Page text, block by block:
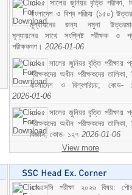
২০২৫ সালের জুনিয়র বৃত্তি পরীক্ষা,
বাংলাদেশ ও বিশ্ব পরিচয় (১৫০)
মূল্যায়নের জন্য নমুনা
মূল্যায়নের সাথে সংশ্লিষ্ট পরীক্ষক ও
পরীক্ষকগণ। 2026-01-06
২০২৫ সালের জুনিয়র বৃত্তি পরীক্ষায়
পরীক্ষকদের অধীন পরীক্ষকদের তালিকা,
বাংলাদেশ ও বিশ্বপরিচয়; কোড-
2026-01-06
২০২৫ সালের জুনিয়র বৃত্তি পরীক্ষায়
পরীক্ষকদের অধীন পরীক্ষকদের তালিকা,
বিজ্ঞান; কোড- ১২৭ 2026-01-06
View more
এসএসসি পরীক্ষা ২০২৬ বিষয়: